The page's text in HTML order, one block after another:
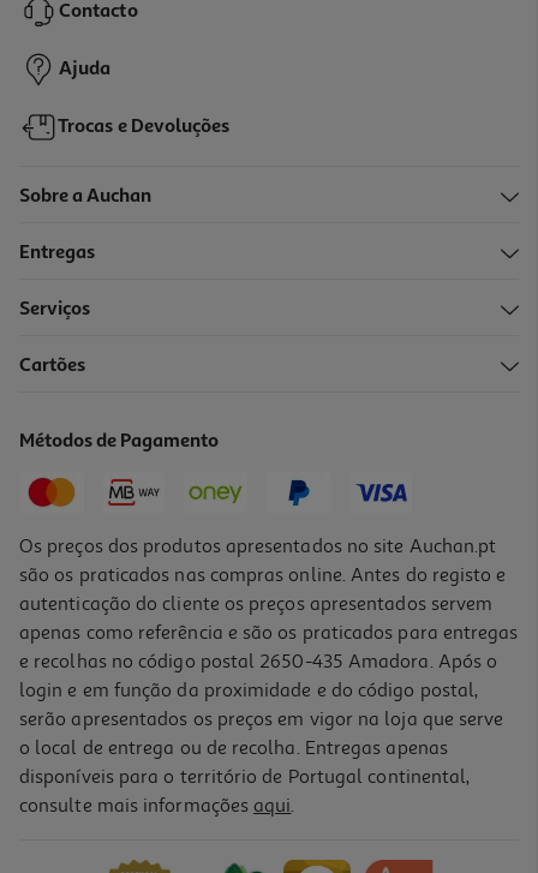
Contacto
Ajuda
Trocas e Devoluções
Sobre a Auchan
Entregas
Serviços
Cartões
Métodos de Pagamento
Os preços dos produtos apresentados no site Auchan.pt
são os praticados nas compras online. Antes do registo e
autenticação do cliente os preços apresentados servem
apenas como referência e são os praticados para entregas
e recolhas no código postal 2650-435 Amadora. Após o
login e em função da proximidade e do código postal,
serão apresentados os preços em vigor na loja que serve
o local de entrega ou de recolha. Entregas apenas
disponíveis para o território de Portugal continental,
consulte mais informações aqui.